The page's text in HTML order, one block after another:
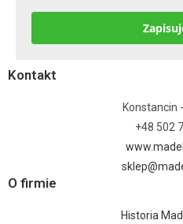
Kontakt
Konstancin
+48 502
O firmie
Historia